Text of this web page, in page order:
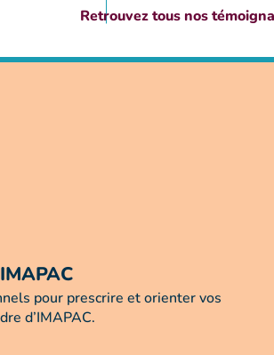
Retrouvez tous nos
pour prescrire et orienter vos
d’IMAPAC.